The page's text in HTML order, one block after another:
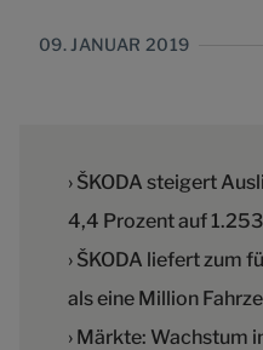
09. JANUAR 2019
› ŠKODA steigert
4,4 Prozent auf
› ŠKODA liefert zum
als eine Million
› Märkte: Wachstum